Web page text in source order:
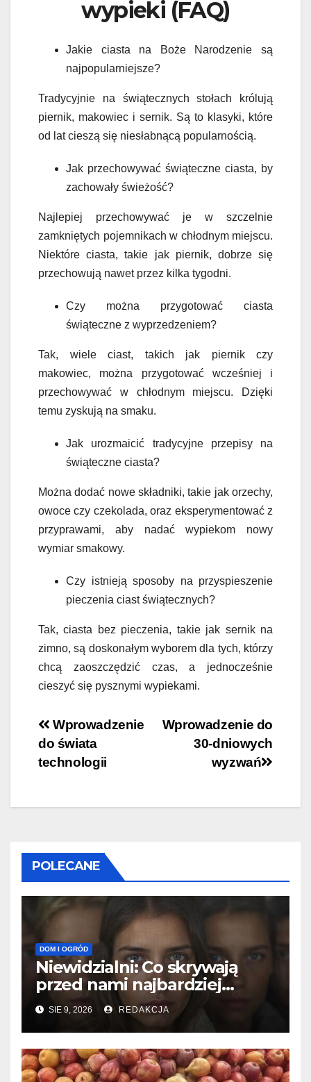
wypieki (FAQ)
Jakie ciasta na Boże Narodzenie są
najpopularniejsze?
Tradycyjnie na świątecznych stołach królują
piernik, makowiec i sernik. Są to klasyki, które
od lat cieszą się niesłabnącą popularnością.
Jak przechowywać świąteczne ciasta, by
zachowały świeżość?
Najlepiej przechowywać je w szczelnie
zamkniętych pojemnikach w chłodnym miejscu.
Niektóre ciasta, takie jak piernik, dobrze się
przechowują nawet przez kilka tygodni.
Czy można przygotować ciasta
świąteczne z wyprzedzeniem?
Tak, wiele ciast, takich jak piernik czy
makowiec, można przygotować wcześniej i
przechowywać w chłodnym miejscu. Dzięki
temu zyskują na smaku.
Jak urozmaicić tradycyjne przepisy na
świąteczne ciasta?
Można dodać nowe składniki, takie jak orzechy,
owoce czy czekolada, oraz eksperymentować z
przyprawami, aby nadać wypiekom nowy
wymiar smakowy.
Czy istnieją sposoby na przyspieszenie
pieczenia ciast świątecznych?
Tak, ciasta bez pieczenia, takie jak sernik na
zimno, są doskonałym wyborem dla tych, którzy
chcą zaoszczędzić czas, a jednocześnie
cieszyć się pysznymi wypiekami.
Nawigacja
wpisu
Wprowadzenie do
30-dniowych
wyzwań
Wprowadzenie
do świata
technologii
POLECANE
DOM I OGRÓD
Niewidzialni: Co skrywają
przed nami najbardziej
tajemnicze grupy?
SIE 9, 2026 REDAKCJA